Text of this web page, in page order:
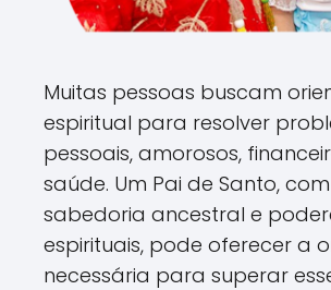
Muitas pessoas buscam
espiritual para resolver
pessoais, amorosos,
saúde. Um Pai de Santo,
sabedoria ancestral e
espirituais, pode oferecer a
necessária para superar